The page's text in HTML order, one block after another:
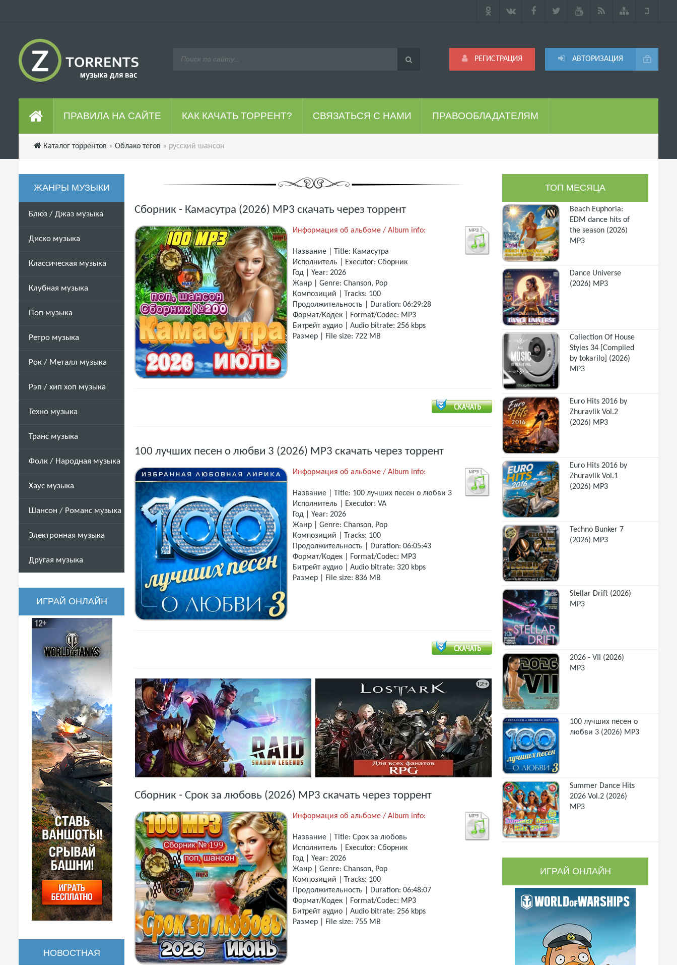
АВТОРИЗАЦИЯ
РЕГИСТРАЦИЯ
ПРАВИЛА НА САЙТЕ КАК КАЧАТЬ ТОРРЕНТ? СВЯЗАТЬСЯ С НАМИ ПРАВООБЛАДАТЕЛЯМ
Каталог торрентов » Облако тегов » русский шансон
ЖАНРЫ МУЗЫКИ
Блюз / Джаз музыка
Диско музыка
Классическая музыка
Клубная музыка
Поп музыка
Ретро музыка
Рок / Металл музыка
Рэп / хип хоп музыка
Техно музыка
Транс музыка
Фолк / Народная музыка
Хаус музыка
Шансон / Романс музыка
Электронная музыка
Другая музыка
ИГРАЙ ОНЛАЙН
НОВОСТНАЯ
Сборник - Камасутра (2026) МР3 скачать через торрент
Информация об альбоме / Album info:
Название | Title: Камасутра
Исполнитель | Executor: Сборник
Год | Year: 2026
Жанр | Genre: Chanson, Pop
Композиций | Tracks: 100
Продолжительность | Duration: 06:29:28
Формат/Кодек | Format/Codec: MP3
Битрейт аудио | Audio bitrate: 256 kbps
Размер | File size: 722 MB
100 лучших песен о любви 3 (2026) MP3 скачать через торрент
Информация об альбоме / Album info:
Название | Title: 100 лучших песен о любви 3
Исполнитель | Executor: VA
Год | Year: 2026
Жанр | Genre: Chanson, Pop
Композиций | Tracks: 100
Продолжительность | Duration: 06:05:43
Формат/Кодек | Format/Codec: MP3
Битрейт аудио | Audio bitrate: 320 kbps
Размер | File size: 836 MB
Сборник - Срок за любовь (2026) МР3 скачать через торрент
Информация об альбоме / Album info:
Название | Title: Срок за любовь
Исполнитель | Executor: Сборник
Год | Year: 2026
Жанр | Genre: Chanson, Pop
Композиций | Tracks: 100
Продолжительность | Duration: 06:48:07
Формат/Кодек | Format/Codec: MP3
Битрейт аудио | Audio bitrate: 256 kbps
Размер | File size: 755 MB
ТОП МЕСЯЦА
Beach Euphoria:
EDM dance hits of
the season (2026)
MP3
Dance Universe
(2026) MP3
Collection Of House
Styles 34 [Compiled
by tokarilo] (2026)
MP3
Euro Hits 2016 by
Zhuravlik Vol.2
(2026) MP3
Euro Hits 2016 by
Zhuravlik Vol.1
(2026) MP3
Techno Bunker 7
(2026) MP3
Stellar Drift (2026)
MP3
2026 - VII (2026)
MP3
100 лучших песен о
любви 3 (2026) MP3
Summer Dance Hits
2026 Vol.2 (2026)
MP3
ИГРАЙ ОНЛАЙН